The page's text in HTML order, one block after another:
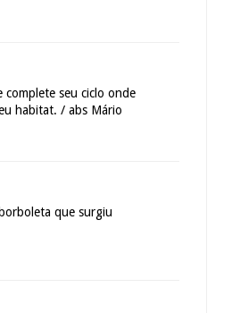
seu ciclo onde
habitat. / abs Mário
que surgiu